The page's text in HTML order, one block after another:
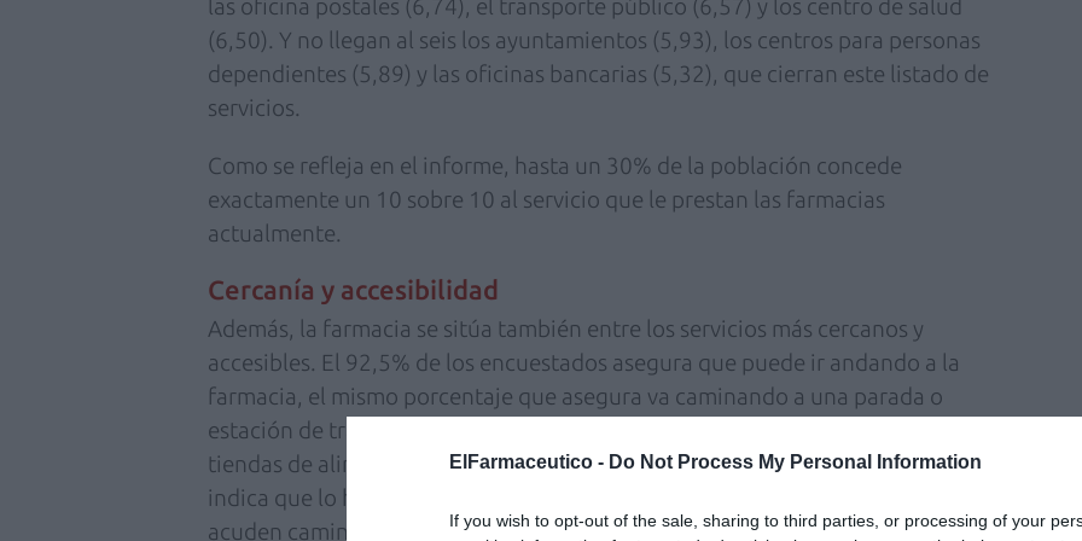
ElFarmaceutico - Do Not Process My Personal Information
If you wish to opt-out of the sale, sharing to third parties, or processing of your
las oficina postales (6,74), el transporte público (6,57) y los centro de salud
(6,50). Y no llegan al seis los ayuntamientos (5,93), los centros para personas
dependientes (5,89) y las oficinas bancarias (5,32), que cierran este listado de
servicios.
Como se refleja en el informe, hasta un 30% de la población concede
exactamente un 10 sobre 10 al servicio que le prestan las farmacias
actualmente.
Cercanía y accesibilidad
Además, la farmacia se sitúa también entre los servicios más cercanos y
accesibles. El 92,5% de los encuestados asegura que puede ir andando a la
farmacia, el mismo porcentaje que asegura va caminando a una parada o
estación de transporte público, el 91% indica que también va andando a las
tiendas de alimentación, el 88,1% al colegio de educación primaria, y el 87,2%
indica que lo hace al centro de salud. Los ciudadanos también señalan que
acuden caminando a las oficinas bancarias (81%), las oficinas postales (78%) o